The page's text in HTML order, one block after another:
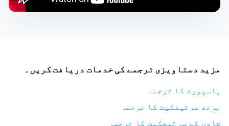
مزید دستاویزی ترجمے کی خدمات دریافت کریں۔
پاسپورٹ کا ترجمہ
برتھ سرٹیفکیٹ کا ترجمہ
شادی کے سرٹیفکیٹ کا ترجمہ